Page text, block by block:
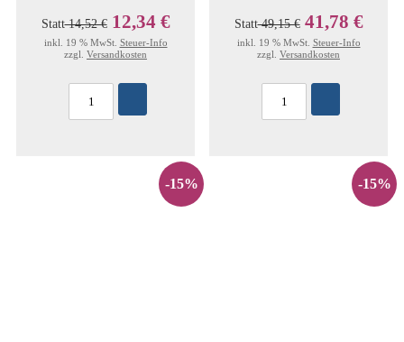
Statt14,52 € 12,34 €
inkl. 19 % MwSt. Steuer-Info
zzgl. Versandkosten
Statt49,15 € 41,78 €
inkl. 19 % MwSt. Steuer-Info
zzgl. Versandkosten
-15% -15%